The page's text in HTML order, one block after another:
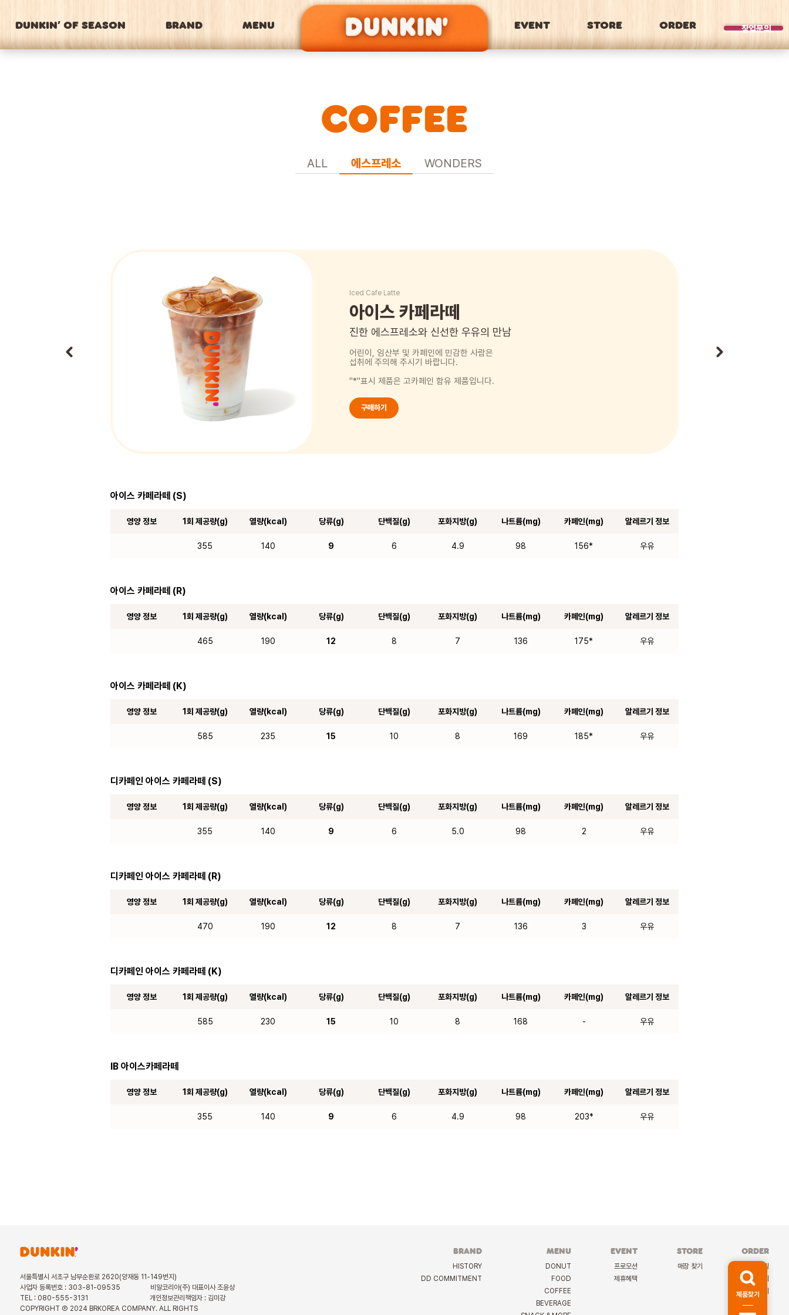
DUNKIN’ OF SEASON BRAND MENU EVENT STORE ORDER 창업문의
BRAND
COFFEE
ALL 에스프레소 WONDERS
Iced Cafe Latte
아이스 카페라떼
진한 에스프레소와 신선한 우유의 만남
어린이, 임산부 및 카페인에 민감한 사람은
섭취에 주의해 주시기 바랍니다.
"*"표시 제품은 고카페인 함유 제품입니다.
구매하기
아이스 카페라떼 (S)
영양 정보 1회 제공량(g)
355
열량(kcal)
140
당류(g)
9
단백질(g)
6
포화지방(g)
4.9
나트륨(mg)
98
카페인(mg)
156*
알레르기 정보
우유
아이스 카페라떼 (R)
영양 정보 1회 제공량(g)
465
열량(kcal)
190
당류(g)
12
단백질(g)
8
포화지방(g)
7
나트륨(mg)
136
카페인(mg)
175*
알레르기 정보
우유
아이스 카페라떼 (K)
영양 정보 1회 제공량(g)
585
열량(kcal)
235
당류(g)
15
단백질(g)
10
포화지방(g)
8
나트륨(mg)
169
카페인(mg)
185*
알레르기 정보
우유
디카페인 아이스 카페라떼 (S)
영양 정보 1회 제공량(g)
355
열량(kcal)
140
당류(g)
9
단백질(g)
6
포화지방(g)
5.0
나트륨(mg)
98
카페인(mg)
2
알레르기 정보
우유
디카페인 아이스 카페라떼 (R)
영양 정보 1회 제공량(g)
470
열량(kcal)
190
당류(g)
12
단백질(g)
8
포화지방(g)
7
나트륨(mg)
136
카페인(mg)
3
알레르기 정보
우유
디카페인 아이스 카페라떼 (K)
영양 정보 1회 제공량(g)
585
열량(kcal)
230
당류(g)
15
단백질(g)
10
포화지방(g)
8
나트륨(mg)
168
카페인(mg)
-
알레르기 정보
우유
IB 아이스카페라떼
영양 정보 1회 제공량(g)
355
열량(kcal)
140
당류(g)
9
단백질(g)
6
포화지방(g)
4.9
나트륨(mg)
98
카페인(mg)
203*
알레르기 정보
우유
서울특별시 서초구 남부순환로 2620(양재동 11-149번지)
사업자 등록번호 : 303-81-09535
비알코리아(주) 대표이사 조윤상
TEL : 080-555-3131
개인정보관리책임자 : 김미강
COPYRIGHT Ⓒ 2024 BRKOREA COMPANY. ALL RIGHTS
BRAND
HISTORY
DD COMMITMENT
MENU
DONUT
FOOD
COFFEE
BEVERAGE
EVENT
프로모션
제휴혜택
STORE
매장 찾기
ORDER
케이터링
딜리버리
선물하기
제품찾기